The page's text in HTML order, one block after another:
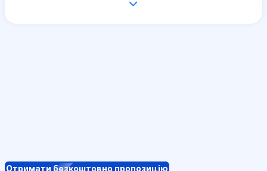
Отримати безкоштовно пропозицію